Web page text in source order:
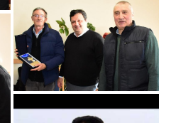
Simbolično Održano
Bogojavljensko
Plivanje u Zemunu